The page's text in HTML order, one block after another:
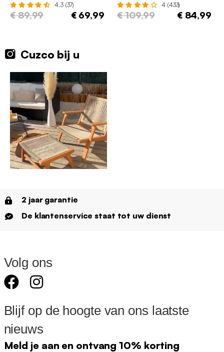
4.3 (37)
€ 89,99 € 69,99
4 (433)
€ 109,99 € 84,99
Cuzco bij u
2 jaar garantie
De klantenservice staat tot uw dienst
Volg ons
Blijf op de hoogte van ons laatste
nieuws
Meld je aan en ontvang 10% korting